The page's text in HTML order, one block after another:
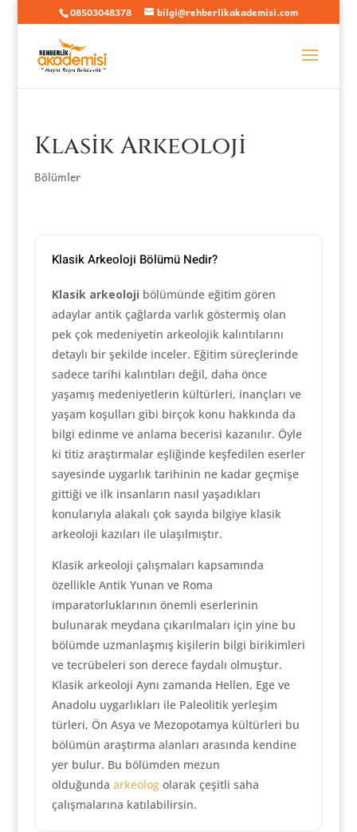
08503048378 bilgi@rehberlikakademisi.com
Klasik Arkeoloji
Bölümler
Klasik Arkeoloji Bölümü Nedir?
Klasik arkeoloji bölümünde eğitim gören
adaylar antik çağlarda varlık göstermiş olan
pek çok medeniyetin arkeolojik kalıntılarını
detaylı bir şekilde inceler. Eğitim süreçlerinde
sadece tarihi kalıntıları değil, daha önce
yaşamış medeniyetlerin kültürleri, inançları ve
yaşam koşulları gibi birçok konu hakkında da
bilgi edinme ve anlama becerisi kazanılır. Öyle
ki titiz araştırmalar eşliğinde keşfedilen eserler
sayesinde uygarlık tarihinin ne kadar geçmişe
gittiği ve ilk insanların nasıl yaşadıkları
konularıyla alakalı çok sayıda bilgiye klasik
arkeoloji kazıları ile ulaşılmıştır.
Klasik arkeoloji çalışmaları kapsamında
özellikle Antik Yunan ve Roma
imparatorluklarının önemli eserlerinin
bulunarak meydana çıkarılmaları için yine bu
bölümde uzmanlaşmış kişilerin bilgi birikimleri
ve tecrübeleri son derece faydalı olmuştur.
Klasik arkeoloji Aynı zamanda Hellen, Ege ve
Anadolu uygarlıkları ile Paleolitik yerleşim
türleri, Ön Asya ve Mezopotamya kültürleri bu
bölümün araştırma alanları arasında kendine
yer bulur. Bu bölümden mezun
olduğunda arkeolog olarak çeşitli saha
çalışmalarına katılabilirsin.